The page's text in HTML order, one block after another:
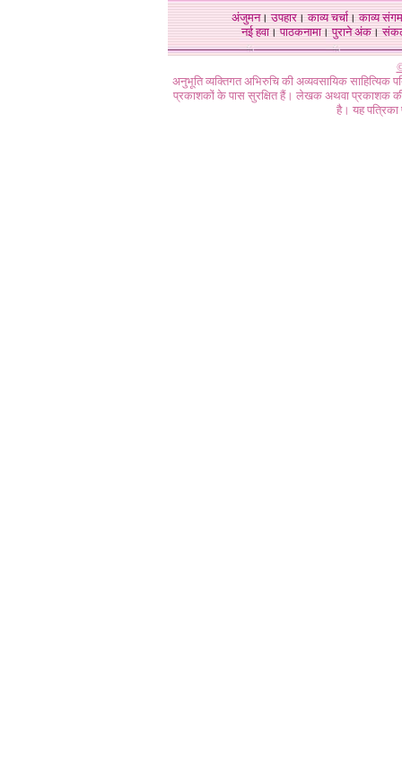
अंजुमन।उपहार।काव्य चर्चा।काव्य संगम
नई हवा। पाठकनामा। पुराने अंक।
अनुभूति व्यक्तिगत अभिरुचि की अव्यवसायिक
प्रकाशकों के पास सुरक्षित हैं। लेखक अथवा प्रकाशक की
है। यह पत्रिका